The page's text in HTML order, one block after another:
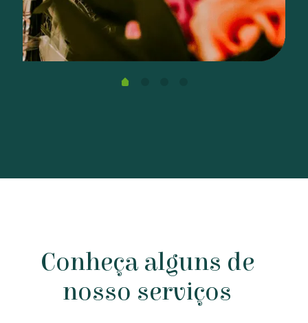
Conheça alguns de
nosso serviços